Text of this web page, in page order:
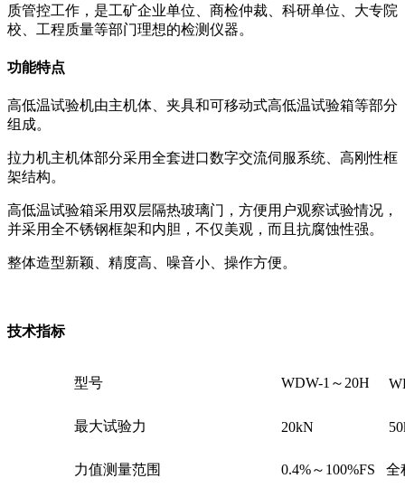
质管控工作，是工矿企业单位、商检仲裁、科研单位、大专院
校、工程质量等部门理想的检测仪器。
功能特点
高低温试验机由主机体、夹具和可移动式高低温试验箱等部分
组成。
拉力机主机体部分采用全套进口数字交流伺服系统、高刚性框
架结构。
高低温试验箱采用双层隔热玻璃门，方便用户观察试验情况，
并采用全不锈钢框架和内胆，不仅美观，而且抗腐蚀性强。
整体造型新颖、精度高、噪音小、操作方便。
技术指标
型号 WDW-1～20H
最大试验力 20kN
力值测量范围 0.4%～100%FS 全